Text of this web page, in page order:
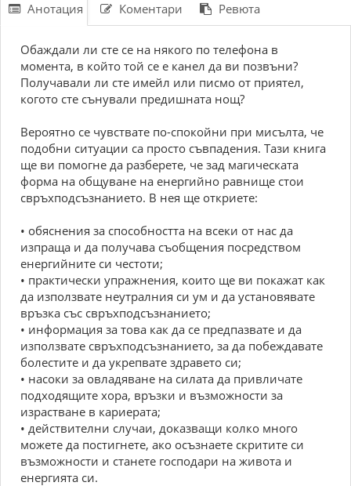
Анотация Коментари Ревюта
Обаждали ли сте се на някого по телефона в
момента, в който той се е канел да ви позвъни?
Получавали ли сте имейл или писмо от приятел,
когото сте сънували предишната нощ?
Вероятно се чувствате по-спокойни при мисълта, че
подобни ситуации са просто съвпадения. Тази книга
ще ви помогне да разберете, че зад магическата
форма на общуване на енергийно равнище стои
свръхподсъзнанието. В нея ще откриете:
• обяснения за способността на всеки от нас да
изпраща и да получава съобщения посредством
енергийните си честоти;
• практически упражнения, които ще ви покажат как
да използвате неутралния си ум и да установявате
връзка със свръхподсъзнанието;
• информация за това как да се предпазвате и да
използвате свръхподсъзнанието, за да побеждавате
болестите и да укрепвате здравето си;
• насоки за овладяване на силата да привличате
подходящите хора, връзки и възможности за
израстване в кариерата;
• действителни случаи, доказващи колко много
можете да постигнете, ако осъзнаете скритите си
възможности и станете господари на живота и
енергията си.